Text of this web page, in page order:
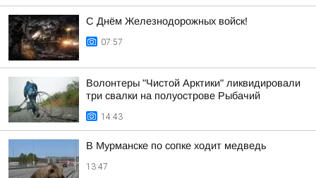
С Днём Железнодорожных войск!
07:57
Волонтеры "Чистой Арктики" ликвидировали
три свалки на полуострове Рыбачий
14:43
В Мурманске по сопке ходит медведь
13:47